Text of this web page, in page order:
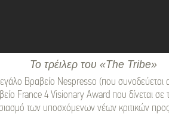
Το τρέιλερ του «The Tribe»
Βραβείο Nespresso (που συνοδεύεται
France 4 Visionary Award που δίνεται σε
των υποσχόμενων νέων κριτικών